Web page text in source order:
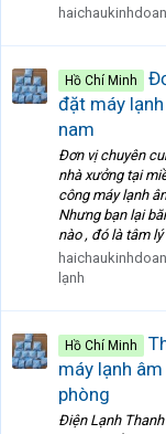
Hồ Chí Minh
đặt máy
nam
Đơn vị chuyên
nhà xưởng tại
công máy lạnh
Nhưng bạn lại
nào , đó là tâm
lạnh
Hồ Chí Minh
máy lạnh
phòng
Điện Lạnh